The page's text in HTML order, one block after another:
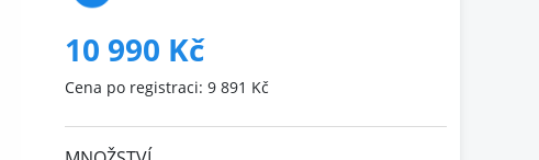
10 990 Kč
Cena po registraci: 9 891 Kč